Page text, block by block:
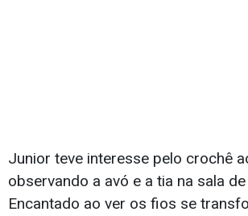
Junior teve interesse pelo crochê
observando a avó e a tia na sala
Encantado ao ver os fios se